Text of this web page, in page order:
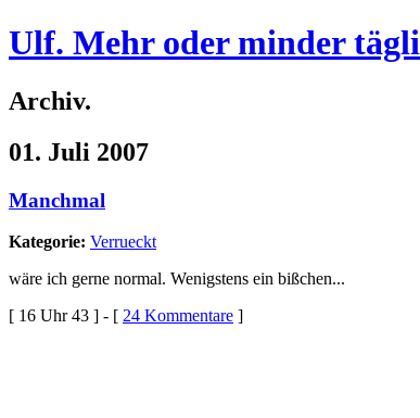
Ulf. Mehr oder minder
Archiv.
01. Juli 2007
Manchmal
Kategorie: Verrueckt
wäre ich gerne normal. Wenigstens ein bißchen...
[ 16 Uhr 43 ] - [ 24 Kommentare ]